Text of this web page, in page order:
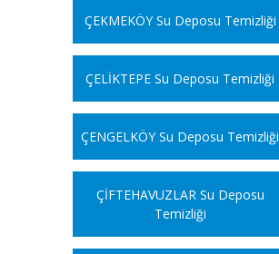
ÇEKMEKÖY Su Deposu Temizliği
ÇELİKTEPE Su Deposu Temizliği
ÇENGELKÖY Su Deposu Temizliği
ÇİFTEHAVUZLAR Su Deposu
Temizliği